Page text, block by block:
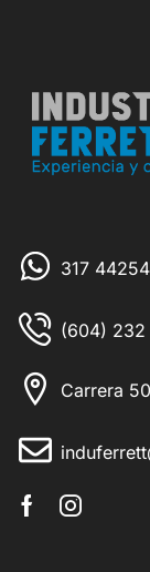
317
(604) 232
Carrera